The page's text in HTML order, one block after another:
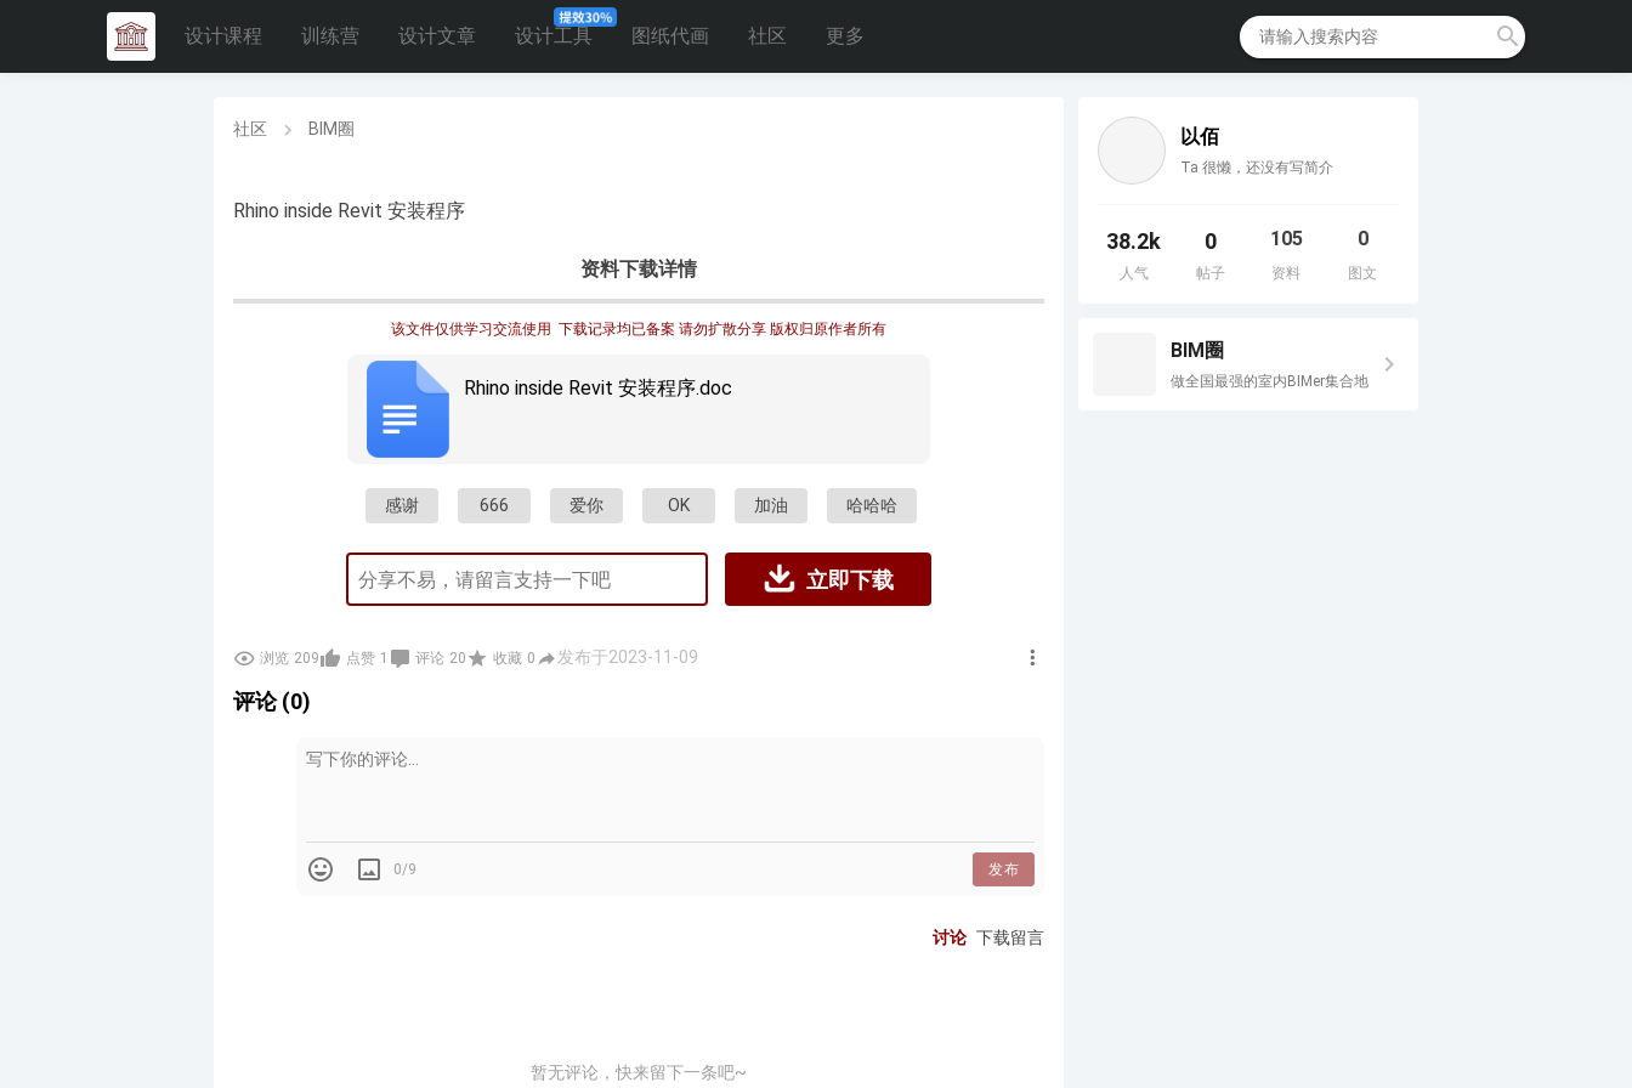
设计课程 训练营 设计文章 设计工具 图纸代画 社区 更多
社区 BIM圈
Rhino inside Revit 安装程序
资料下载详情
该文件仅供学习交流使用  下载记录均已备案 请勿扩散分享 版权归原作者所有
Rhino inside Revit 安装程序.doc
感谢 666 爱你 OK 加油 哈哈哈
立即下载
浏览 209 点赞 1 评论 20 收藏 0 发布于2023-11-09
评论 (0)
0/9 发布
讨论 下载留言
暂无评论，快来留下一条吧~
以佰
Ta 很懒，还没有写简介
38.2k
人气
0
帖子
105
资料
0
图文
BIM圈
做全国最强的室内BIMer集合地